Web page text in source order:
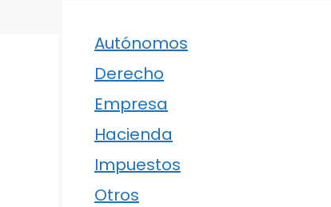
Autónomos
Derecho
Empresa
Hacienda
Impuestos
Otros